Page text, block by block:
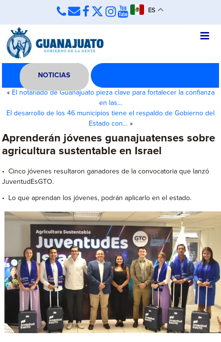
ES
NOTICIAS
« El notariado de Guanajuato pieza clave para fortalecer la confianza
en las…
El desarrollo de los 46 municipios tiene el respaldo de Gobierno del
Estado con… »
Aprenderán jóvenes guanajuatenses sobre
agricultura sustentable en Israel
• Cinco jóvenes resultaron ganadores de la convocatoria que lanzó
JuventudEsGTO.
• Lo que aprendan los jóvenes, podrán aplicarlo en el estado.